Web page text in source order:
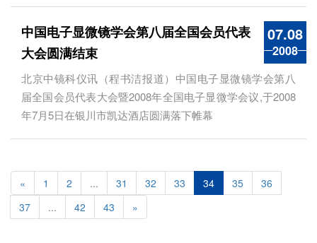
07.08
2008
中国电子显微镜学会第八届全国会员代表
大会圆满结束
北京中镜科仪讯（程书洁报道）中国电子显微镜学会第八
届全国会员代表大会暨2008年全国电子显微学会议,于2008
年7月5日在银川市凯达酒店圆满落下帷幕
« 1 2 ... 31 32 33 34 35
36
37
... 42 43 »